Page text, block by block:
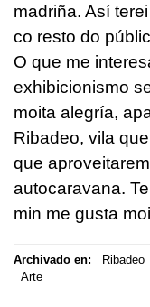
madriña. Así
co resto do
O que me
exhibicionismo
moita alegría,
Ribadeo, vila
que
autocaravana.
min me gusta
Archivado en: Ribadeo
Arte